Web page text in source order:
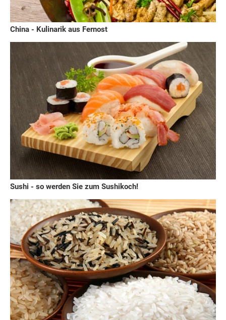
China - Kulinarik aus Fernost
Sushi - so werden Sie zum Sushikoch!